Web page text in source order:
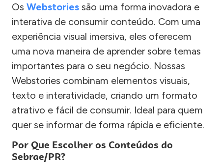
Os Webstories são uma forma inovadora e
interativa de consumir conteúdo. Com uma
experiência visual imersiva, eles oferecem
uma nova maneira de aprender sobre temas
importantes para o seu negócio. Nossas
Webstories combinam elementos visuais,
texto e interatividade, criando um formato
atrativo e fácil de consumir. Ideal para quem
quer se informar de forma rápida e eficiente.
Por Que Escolher os Conteúdos do
Sebrae/PR?